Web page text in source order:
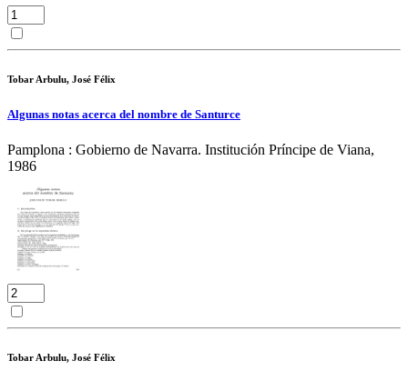
Tobar Arbulu, José Félix
Algunas notas acerca del nombre de Santurce
Pamplona : Gobierno de Navarra. Institución Príncipe de Viana,
1986
Tobar Arbulu, José Félix